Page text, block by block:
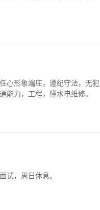
心形象端庄，遵纪守法，无犯
能力，工程，懂水电维修。
试，周日休息。